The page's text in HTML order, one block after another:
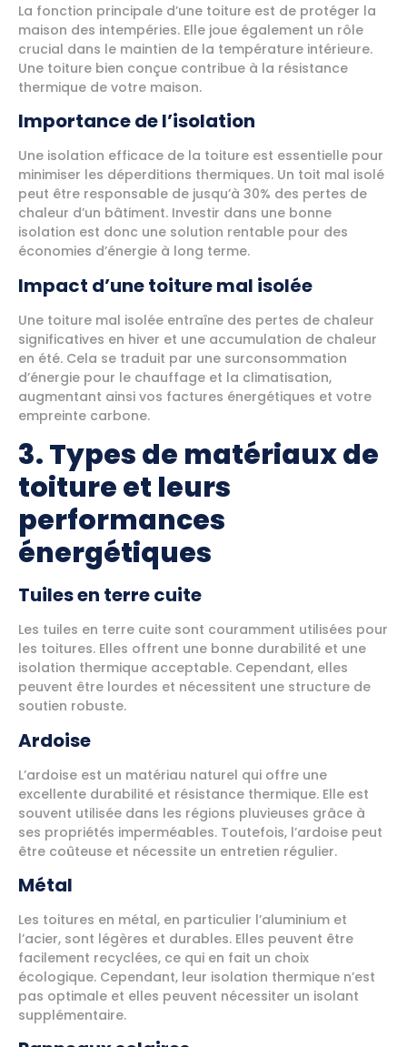
La fonction principale d’une toiture est de protéger la
maison des intempéries. Elle joue également un rôle
crucial dans le maintien de la température intérieure.
Une toiture bien conçue contribue à la résistance
thermique de votre maison.
Importance de l’isolation
Une isolation efficace de la toiture est essentielle pour
minimiser les déperditions thermiques. Un toit mal isolé
peut être responsable de jusqu’à 30% des pertes de
chaleur d’un bâtiment. Investir dans une bonne
isolation est donc une solution rentable pour des
économies d’énergie à long terme.
Impact d’une toiture mal isolée
Une toiture mal isolée entraîne des pertes de chaleur
significatives en hiver et une accumulation de chaleur
en été. Cela se traduit par une surconsommation
d’énergie pour le chauffage et la climatisation,
augmentant ainsi vos factures énergétiques et votre
empreinte carbone.
3. Types de matériaux de
toiture et leurs
performances
énergétiques
Tuiles en terre cuite
Les tuiles en terre cuite sont couramment utilisées pour
les toitures. Elles offrent une bonne durabilité et une
isolation thermique acceptable. Cependant, elles
peuvent être lourdes et nécessitent une structure de
soutien robuste.
Ardoise
L’ardoise est un matériau naturel qui offre une
excellente durabilité et résistance thermique. Elle est
souvent utilisée dans les régions pluvieuses grâce à
ses propriétés imperméables. Toutefois, l’ardoise peut
être coûteuse et nécessite un entretien régulier.
Métal
Les toitures en métal, en particulier l’aluminium et
l’acier, sont légères et durables. Elles peuvent être
facilement recyclées, ce qui en fait un choix
écologique. Cependant, leur isolation thermique n’est
pas optimale et elles peuvent nécessiter un isolant
supplémentaire.